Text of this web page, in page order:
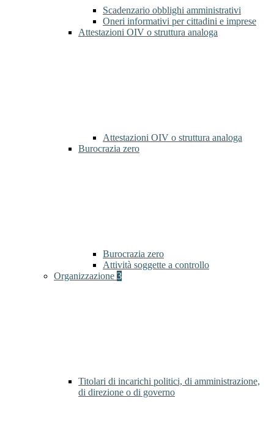
Scadenzario obblighi amministrativi
Oneri informativi per cittadini e imprese
Attestazioni OIV o struttura analoga
Attestazioni OIV o struttura analoga
Burocrazia zero
Burocrazia zero
Attività soggette a controllo
Organizzazione 3
Titolari di incarichi politici, di amministrazione,
di direzione o di governo